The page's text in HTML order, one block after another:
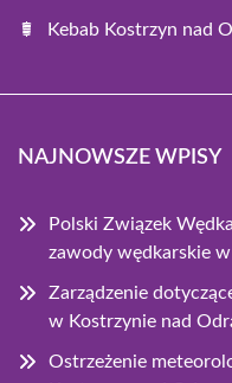
Kebab Kostrzyn nad
NAJNOWSZE WPISY
Polski Związek
zawody wędkarskie
Zarządzenie
w Kostrzynie nad
Ostrzeżenie